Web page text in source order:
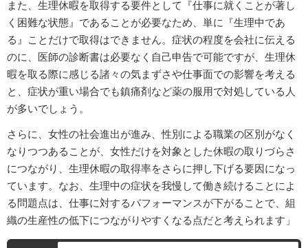
また、生理休暇を取得する要件として『仕事に就くことが著し
く困難な状態』であることが必要なため、単に『生理中であ
る』ことだけで取得はできません。症状の程度を会社に伝える
のに、医師の診断書は必要なく自己申告で可能ですが、生理休
暇を取る際に感じる諸々の気まずさや仕事面での影響を考える
と、症状が重い場合でも鎮痛剤など薬の服用で対処している人
が多いでしょう。
さらに、女性の社会進出が進み、性別による職業の区別がなく
なりつつあることが、女性だけを対象とした休暇の取りづらさ
につながり、生理休暇の取得率をさらに押し下げる要因になっ
ています。なお、生理中の症状を我慢して働き続けることによ
る問題点は、仕事に対するパフォーマンスが下がることで、組
織の生産性の低下につながりやすくなる点だと考えられます」